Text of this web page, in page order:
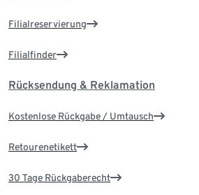
Filialreservierung
Filialfinder
Rücksendung & Reklamation
Kostenlose Rückgabe / Umtausch
Retourenetikett
30 Tage Rückgaberecht